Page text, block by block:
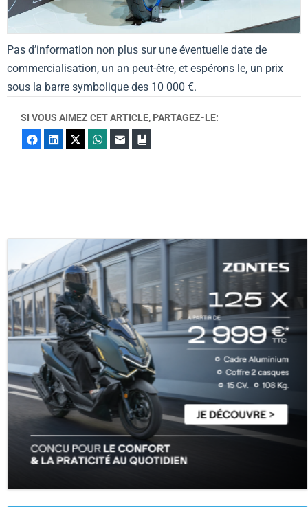
Pas d’information non plus sur une éventuelle date de
commercialisation, un an peut-être, et espérons le, un prix
sous la barre symbolique des 10 000 €.
SI VOUS AIMEZ CET ARTICLE, PARTAGEZ-LE:
FacebookLinkedIn WhatsApp
E-mail